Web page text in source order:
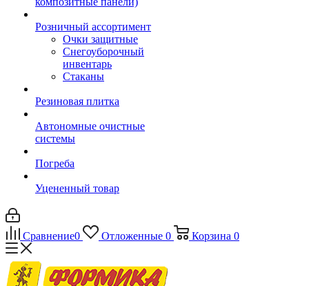
Розничный ассортимент
Очки защитные
Снегоуборочный
инвентарь
Стаканы
Резиновая плитка
Автономные очистные
системы
Погреба
Уцененный товар
Сравнение0 Отложенные 0 Корзина 0